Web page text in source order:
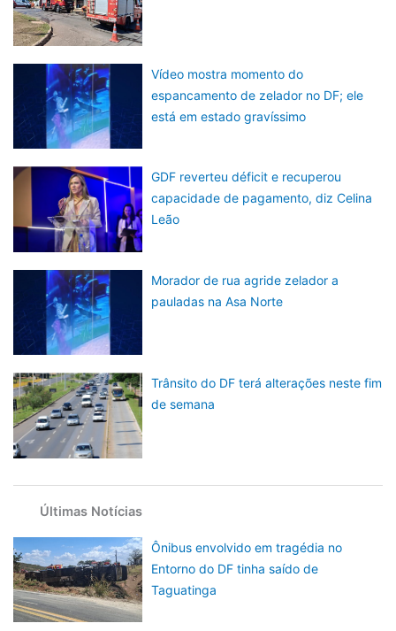
Vídeo mostra momento do
espancamento de zelador no DF; ele
está em estado gravíssimo
GDF reverteu déficit e recuperou
capacidade de pagamento, diz Celina
Leão
Morador de rua agride zelador a
pauladas na Asa Norte
Trânsito do DF terá alterações neste fim
de semana
Últimas Notícias
Ônibus envolvido em tragédia no
Entorno do DF tinha saído de
Taguatinga